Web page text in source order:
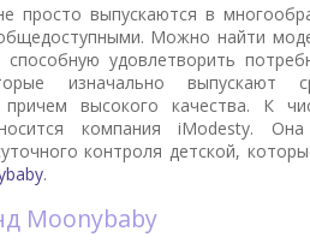
просто выпускаются в
Можно найти
способную удовлетворить
изначально выпускают
причем высокого качества. К
компания iModesty. Она
контроля детской,
.
Moonybaby